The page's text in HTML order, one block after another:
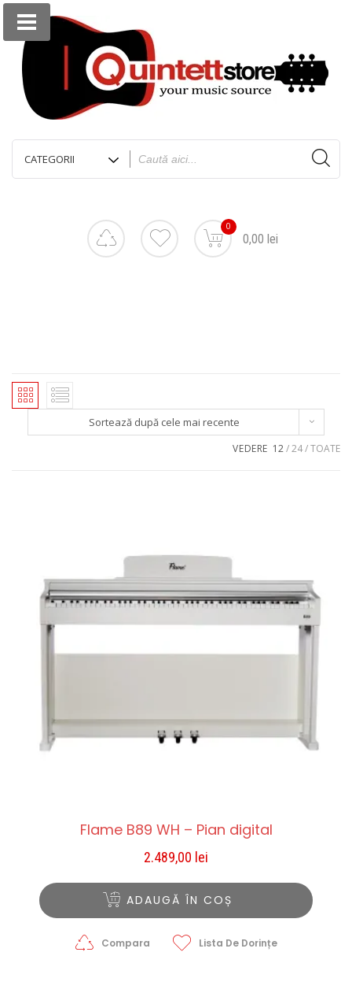
0
0,00 lei
Sortează după cele mai recente
VEDERE 12 24 TOATE
Flame B89 WH – Pian digital
2.489,00 lei
ADAUGĂ ÎN COȘ
Compara Lista De Dorințe